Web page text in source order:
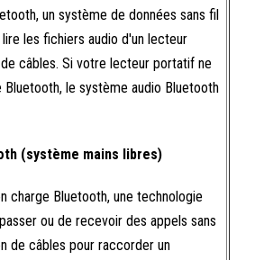
un système de données sans fil
les fichiers audio d'un lecteur
câbles. Si votre lecteur portatif ne
Bluetooth, le système audio Bluetooth
(système mains libres)
charge Bluetooth, une technologie
ou de recevoir des appels sans
de câbles pour raccorder un